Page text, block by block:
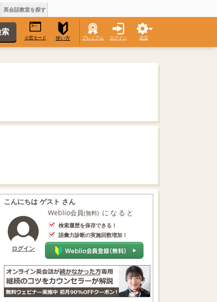
英会話教室を探す
小窓モード 使い方 プレミアム ログイン 設定
こんにちは ゲスト さん
ログイン
Weblio会員(無料) になると
検索履歴を保存できる！
語彙力診断の実施回数増加！